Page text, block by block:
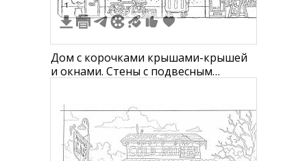
1
Дом с корочками крышами-крышей
и окнами. Стены с подвесным
трубой и магазином с навесом.